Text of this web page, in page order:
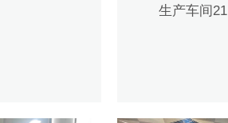
生产车间21